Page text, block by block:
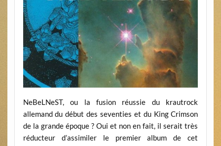
NeBeLNeST, ou la fusion réussie du krautrock
allemand du début des seventies et du King Crimson
de la grande époque ? Oui et non en fait, il serait très
réducteur d’assimiler le premier album de cet